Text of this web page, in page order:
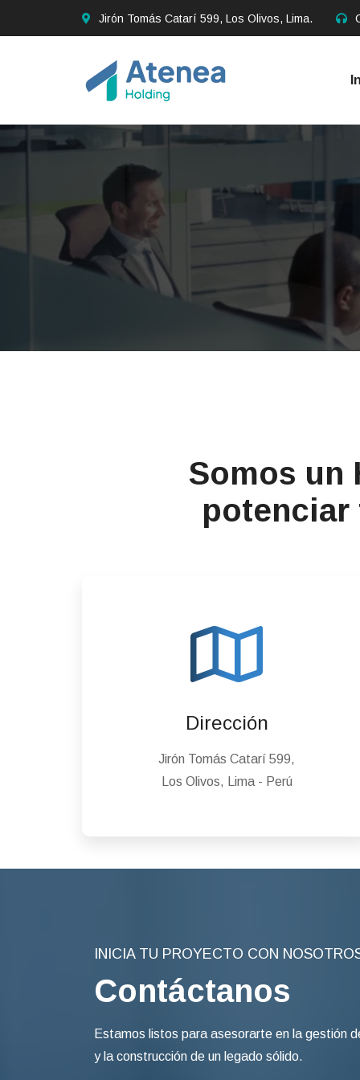
Jirón Tomás Catarí 599, Los Olivos, Lima.
Somos un
Dirección
Jirón Tomás Catarí 599,
Los Olivos, Lima - Perú
INICIA TU PROYECTO CON
Contáctanos
Estamos listos para asesorarte en la gestión
y la construcción de un legado sólido.